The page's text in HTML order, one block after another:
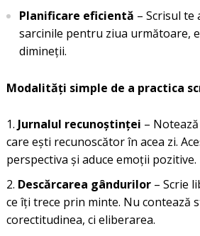
Planificare eficientă – Scrisul te
sarcinile pentru ziua următoare,
dimineții.
Modalități simple de a practica
Jurnalul recunoștinței –
care ești recunoscător în acea zi.
perspectiva și aduce emoții pozitive.
Descărcarea gândurilor– Scrie
ce îți trece prin minte. Nu contează
corectitudinea, ci eliberarea.